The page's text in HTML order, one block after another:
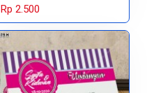
Rp 2.500